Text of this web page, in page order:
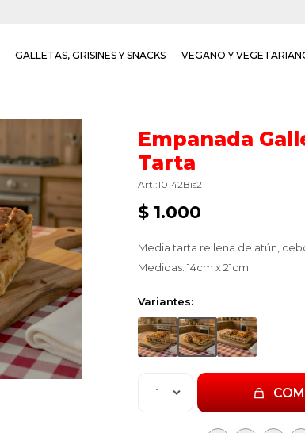
GALLETAS, GRISINES Y SNACKS VEGANO Y
Empanada
Tarta
10142Bis2
$ 1.000
Media tarta rellena de atún,
Medidas: 14cm x 21cm.
Variantes:
1